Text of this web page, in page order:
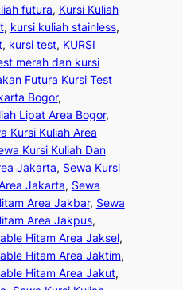
futura, Kursi Kuliah
, kursi kuliah stainless
, kursi test, KURSI
merah dan kursi
Futura Kursi Test
Bogor
Lipat Area Bogor
Kursi Kuliah Area
Kursi Kuliah Dan
Jakarta, Sewa Kursi
Jakarta, Sewa
Area Jakbar, Sewa
Area Jakpus
Hitam Area Jaksel
Hitam Area Jaktim
Hitam Area Jakut